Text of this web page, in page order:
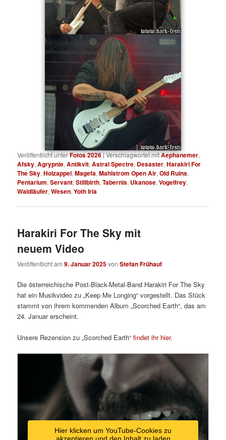
Veröffentlicht unterFotos 2026|Verschlagwortet mitAephanemer,
Afsky,Agrypnie,Antikvlt,Astral Spectre, Desaster,Harakiri For
The Sky,Holzappel,Magefa,Mahlstrom Open Air,Old Ruins,
Pentarium,Servant,Stillbirth,Tabernis, Ukanose,Vogelfrey,
Waldläufer,Wesen,Yoth Iria
Harakiri For The Sky mit
neuem Video
Veröffentlicht am9. Januar 2025vonStefan Frühauf
Die österreichische Post-Black-Metal-Band Harakiri For The Sky
hat ein Musikvideo zu „Keep Me Longing“ vorgestellt. Das Stück
stammt von ihrem kommenden Album „Scorched Earth“, das am
24. Januar erscheint.
Unsere Rezension zu „Scorched Earth“findet ihr hier.
Hier klicken um YouTube-Cookies zu